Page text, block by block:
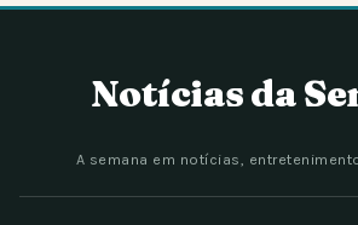
Notícias da
A semana em notícias,